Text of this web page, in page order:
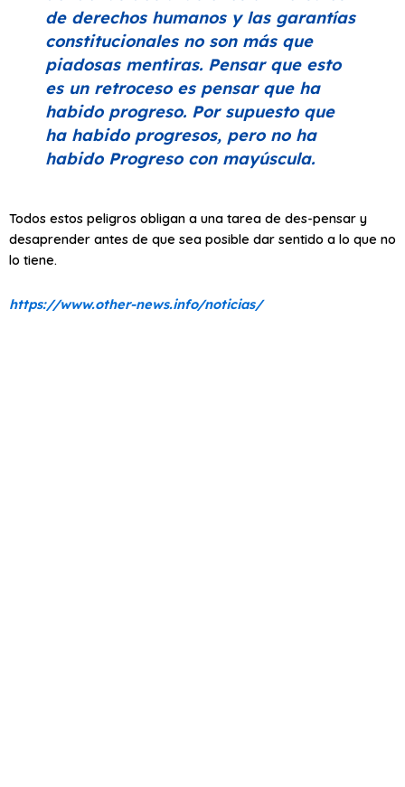
de derechos humanos y las garantías
constitucionales no son más que
piadosas mentiras. Pensar que esto
es un retroceso es pensar que ha
habido progreso. Por supuesto que
ha habido progresos, pero no ha
habido Progreso con mayúscula.
Todos estos peligros obligan a una tarea de des-pensar y
desaprender antes de que sea posible dar sentido a lo que no
lo tiene.
https://www.other-news.info/noticias/